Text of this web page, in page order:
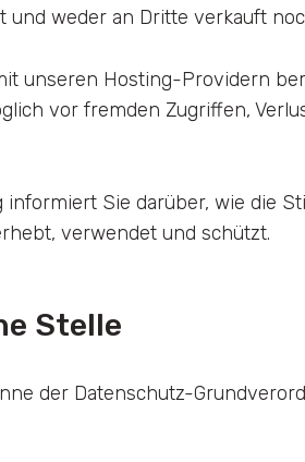
weder an Dritte verkauft
unseren Hosting-Providern
vor fremden Zugriffen,
informiert Sie darüber, wie die
verwendet und schützt.
Stelle
der Datenschutz-